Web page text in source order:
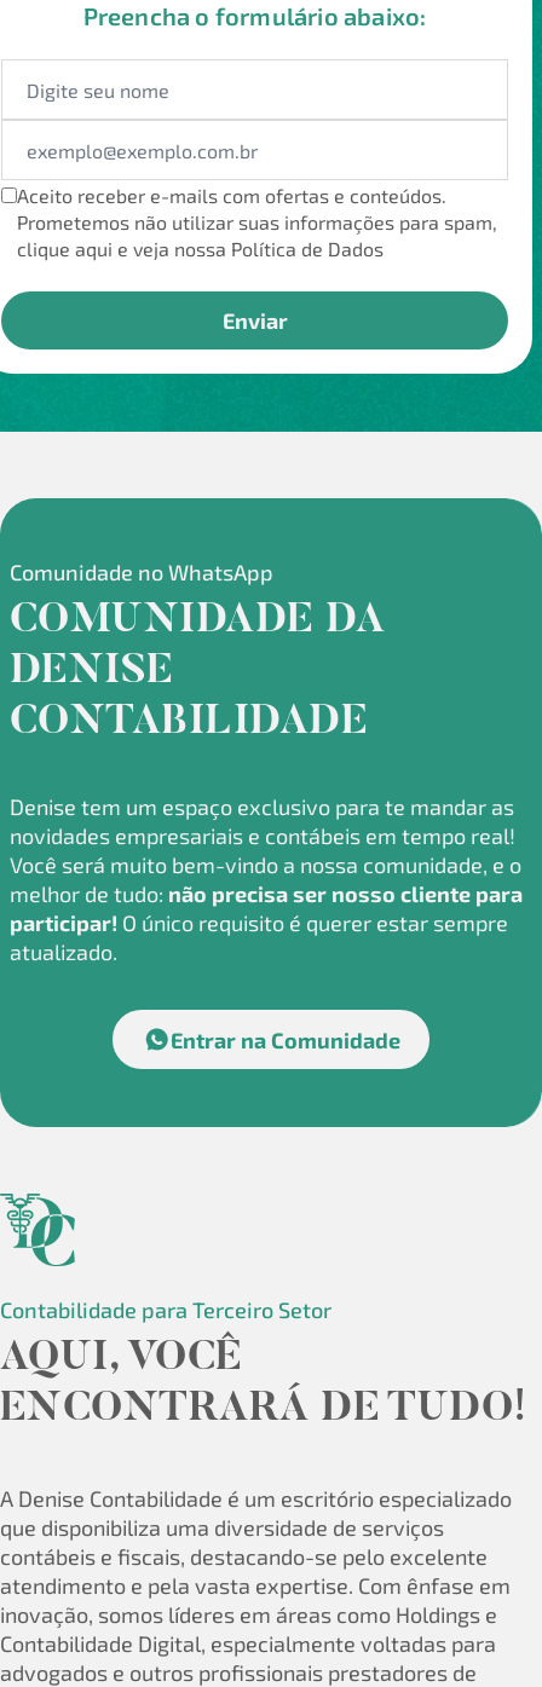
Preencha o formulário abaixo:
Aceito receber e-mails com ofertas e conteúdos.
Prometemos não utilizar suas informações para spam,
clique aqui e veja nossa Política de Dados
Comunidade no WhatsApp
COMUNIDADE DA
DENISE
CONTABILIDADE
Denise tem um espaço exclusivo para te mandar as
novidades empresariais e contábeis em tempo real!
Você será muito bem-vindo a nossa comunidade, e o
melhor de tudo: não precisa ser nosso cliente para
participar! O único requisito é querer estar sempre
atualizado.
Entrar na Comunidade
Contabilidade para Terceiro Setor
AQUI, VOCÊ
ENCONTRARÁ DE TUDO!
A Denise Contabilidade é um escritório especializado
que disponibiliza uma diversidade de serviços
contábeis e fiscais, destacando-se pelo excelente
atendimento e pela vasta expertise. Com ênfase em
inovação, somos líderes em áreas como Holdings e
Contabilidade Digital, especialmente voltadas para
advogados e outros profissionais prestadores de